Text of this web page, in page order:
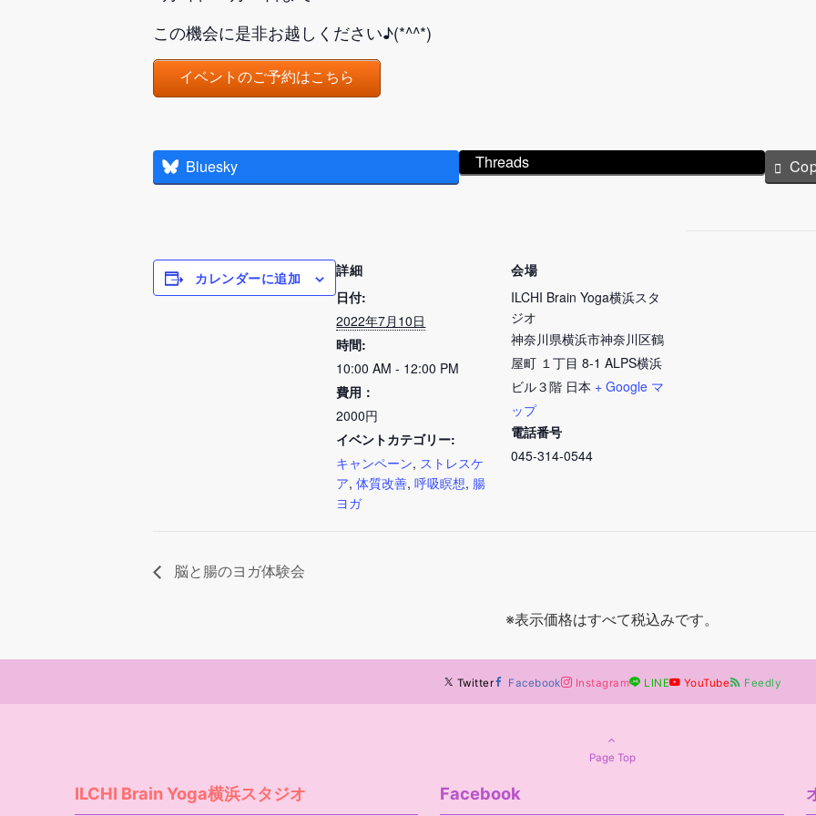
この機会に是非お越しください♪(*^^*)
イベントのご予約はこちら
Bluesky Threads
カレンダーに追加
詳細
日付:
2022年7月10日
時間:
10:00 AM - 12:00 PM
費用：
2000円
イベントカテゴリー:
キャンペーン, ストレスケ
ア,体質改善,呼吸瞑想, 腸
ヨガ
会場
ILCHI Brain Yoga横浜スタ
ジオ
神奈川県横浜市神奈川区鶴
屋町 １丁目 8-1 ALPS横浜
ビル３階 日本 + Google マ
ップ
電話番号
045-314-0544
脳と腸のヨガ体験会
※表示価格はすべて税込みです。
Twitter Facebook Instagram LINE YouTube Feedly
Page Top
ILCHI Brain Yoga横浜スタジオ Facebook